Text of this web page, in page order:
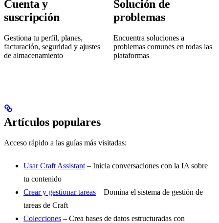
Cuenta y
suscripción
Gestiona tu perfil, planes,
facturación, seguridad y ajustes
de almacenamiento
Solución de
problemas
Encuentra soluciones a
problemas comunes en todas las
plataformas
Artículos populares
Acceso rápido a las guías más visitadas:
Usar Craft Assistant – Inicia conversaciones con la IA sobre
tu contenido
Crear y gestionar tareas – Domina el sistema de gestión de
tareas de Craft
Colecciones – Crea bases de datos estructuradas con